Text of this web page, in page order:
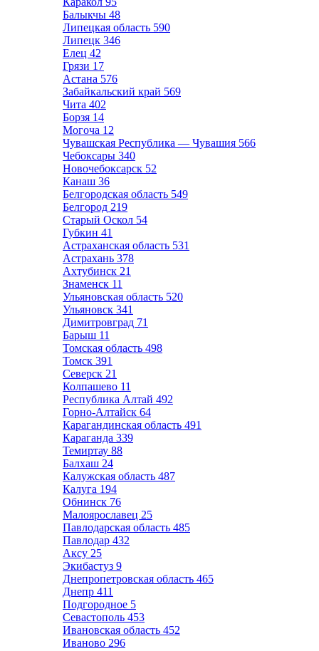
Балыкчы 48
Липецкая область 590
Липецк 346
Елец 42
Грязи 17
Астана 576
Забайкальский край 569
Чита 402
Борзя 14
Могоча 12
Чувашская Республика — Чувашия 566
Чебоксары 340
Новочебоксарск 52
Канаш 36
Белгородская область 549
Белгород 219
Старый Оскол 54
Губкин 41
Астраханская область 531
Астрахань 378
Ахтубинск 21
Знаменск 11
Ульяновская область 520
Ульяновск 341
Димитровград 71
Барыш 11
Томская область 498
Томск 391
Северск 21
Колпашево 11
Республика Алтай 492
Горно-Алтайск 64
Карагандинская область 491
Караганда 339
Темиртау 88
Балхаш 24
Калужская область 487
Калуга 194
Обнинск 76
Малоярославец 25
Павлодарская область 485
Павлодар 432
Аксу 25
Экибастуз 9
Днепропетровская область 465
Днепр 411
Подгородное 5
Севастополь 453
Ивановская область 452
Иваново 296